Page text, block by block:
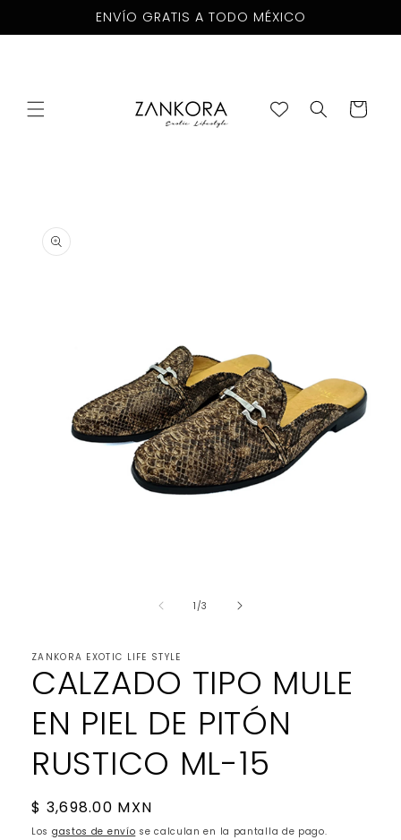
directamente
al contenido
ENVÍO GRATIS A TODO MÉXICO
Carrito
información
ventana
modal
1 /de
3
ZANKORA EXOTIC LIFE STYLE
CALZADO TIPO MULE
EN PIEL DE PITÓN
RUSTICO ML-15
Precio
habitual
$ 3,698.00 MXN
Los gastos de envío se calculan en la pantalla de pago.